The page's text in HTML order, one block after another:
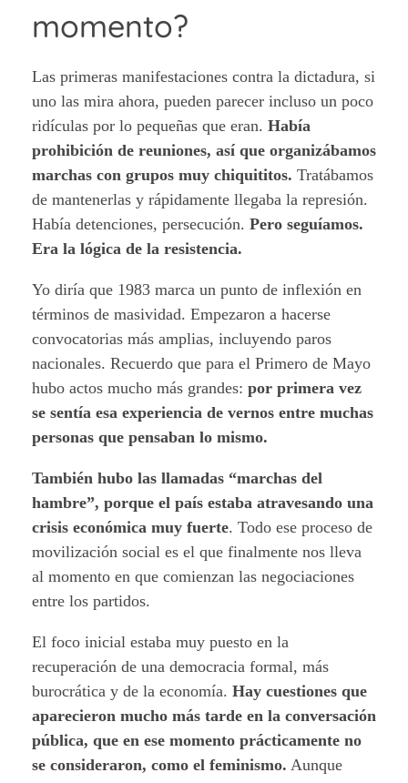
momento?
Las primeras manifestaciones contra la dictadura, si
uno las mira ahora, pueden parecer incluso un poco
ridículas por lo pequeñas que eran. Había
prohibición de reuniones, así que organizábamos
marchas con grupos muy chiquititos. Tratábamos
de mantenerlas y rápidamente llegaba la represión.
Había detenciones, persecución. Pero seguíamos.
Era la lógica de la resistencia.
Yo diría que 1983 marca un punto de inflexión en
términos de masividad. Empezaron a hacerse
convocatorias más amplias, incluyendo paros
nacionales. Recuerdo que para el Primero de Mayo
hubo actos mucho más grandes: por primera vez
se sentía esa experiencia de vernos entre muchas
personas que pensaban lo mismo.
También hubo las llamadas “marchas del
hambre”, porque el país estaba atravesando una
crisis económica muy fuerte. Todo ese proceso de
movilización social es el que finalmente nos lleva
al momento en que comienzan las negociaciones
entre los partidos.
El foco inicial estaba muy puesto en la
recuperación de una democracia formal, más
burocrática y de la economía. Hay cuestiones que
aparecieron mucho más tarde en la conversación
pública, que en ese momento prácticamente no
se consideraron, como el feminismo. Aunque